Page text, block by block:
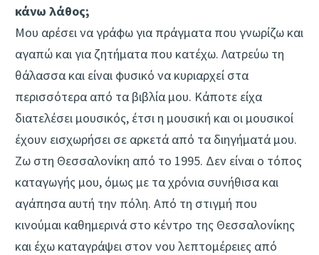
κάνω λάθος;
Μου αρέσει να γράφω για πράγματα που γνωρίζω και
αγαπώ και για ζητήματα που κατέχω. Λατρεύω τη
θάλασσα και είναι φυσικό να κυριαρχεί στα
περισσότερα από τα βιβλία μου. Κάποτε είχα
διατελέσει μουσικός, έτσι η μουσική και οι μουσικοί
έχουν εισχωρήσει σε αρκετά από τα διηγήματά μου.
Ζω στη Θεσσαλονίκη από το 1995. Δεν είναι ο τόπος
καταγωγής μου, όμως με τα χρόνια συνήθισα και
αγάπησα αυτή την πόλη. Από τη στιγμή που
κινούμαι καθημερινά στο κέντρο της Θεσσαλονίκης
και έχω καταγράψει στον νου λεπτομέρειες από